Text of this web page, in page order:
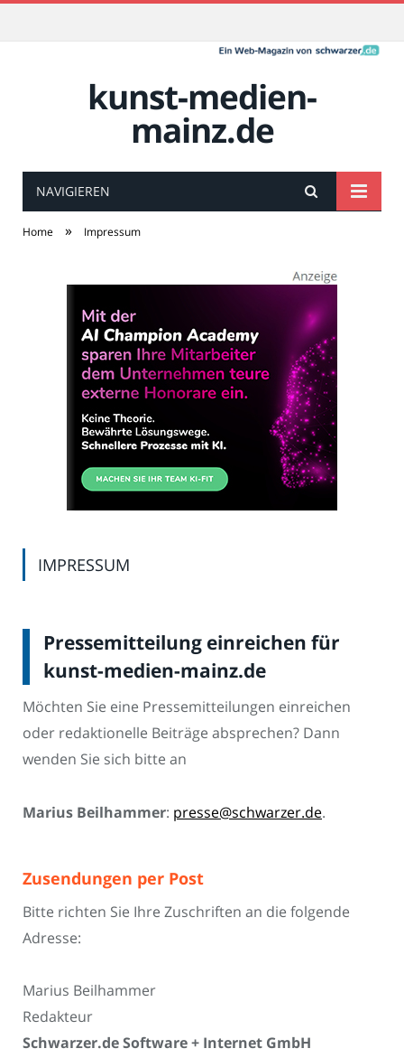
kunst-medien-
mainz.de
NAVIGIEREN
Home » Impressum
IMPRESSUM
Pressemitteilung einreichen für
kunst-medien-mainz.de
Möchten Sie eine Pressemitteilungen einreichen
oder redaktionelle Beiträge absprechen? Dann
wenden Sie sich bitte an
Marius Beilhammer: presse@schwarzer.de.
Zusendungen per Post
Bitte richten Sie Ihre Zuschriften an die folgende
Adresse:
Marius Beilhammer
Redakteur
Schwarzer.de Software + Internet GmbH